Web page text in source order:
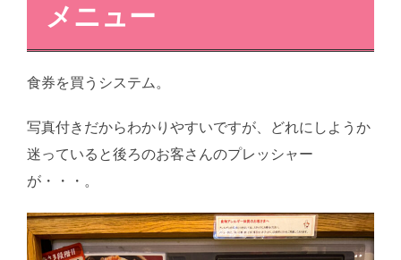
メニュー
食券を買うシステム。
写真付きだからわかりやすいですが、どれにしようか
迷っていると後ろのお客さんのプレッシャー
が・・・。